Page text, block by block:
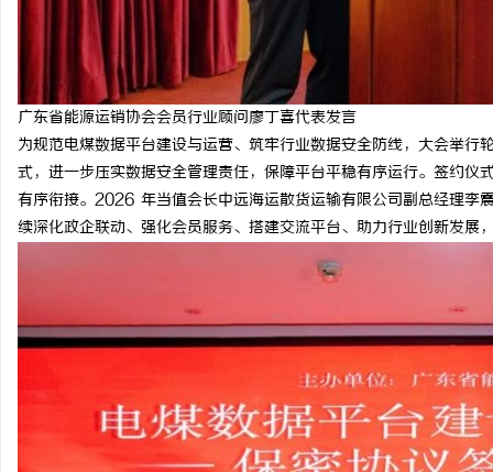
广东省能源运销协会会员行业顾问廖丁喜代表发言
为规范电煤数据平台建设与运营、筑牢行业数据安全防线，大会举
式，进一步压实数据安全管理责任，保障平台平稳有序运行。签约
有序衔接。2026 年当值会长中远海运散货运输有限公司副总经理李
续深化政企联动、强化会员服务、搭建交流平台、助力行业创新发展